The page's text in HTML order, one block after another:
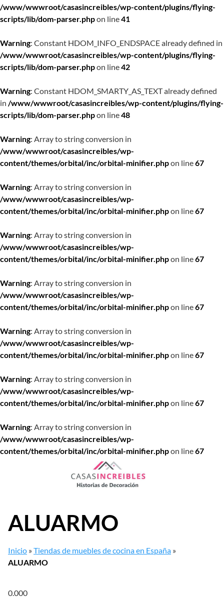
/www/wwwroot/casasincreibles/wp-content/plugins/flying-
scripts/lib/dom-parser.phpon line41
Warning: Constant HDOM_INFO_ENDSPACE already defined in
/www/wwwroot/casasincreibles/wp-content/plugins/flying-
scripts/lib/dom-parser.phpon line42
Warning: Constant HDOM_SMARTY_AS_TEXT already defined
in /www/wwwroot/casasincreibles/wp-content/plugins/flying-
scripts/lib/dom-parser.phpon line48
Warning: Array to string conversion in
/www/wwwroot/casasincreibles/wp-
content/themes/orbital/inc/orbital-minifier.phpon line67
Warning: Array to string conversion in
/www/wwwroot/casasincreibles/wp-
content/themes/orbital/inc/orbital-minifier.phpon line67
Warning: Array to string conversion in
/www/wwwroot/casasincreibles/wp-
content/themes/orbital/inc/orbital-minifier.phpon line67
Warning: Array to string conversion in
/www/wwwroot/casasincreibles/wp-
content/themes/orbital/inc/orbital-minifier.phpon line67
Warning: Array to string conversion in
/www/wwwroot/casasincreibles/wp-
content/themes/orbital/inc/orbital-minifier.phpon line67
Warning: Array to string conversion in
/www/wwwroot/casasincreibles/wp-
content/themes/orbital/inc/orbital-minifier.phpon line67
Warning: Array to string conversion in
/www/wwwroot/casasincreibles/wp-
content/themes/orbital/inc/orbital-minifier.phpon line67
ALUARMO
Inicio »Tiendas de muebles de cocina en España »
ALUARMO
0.000